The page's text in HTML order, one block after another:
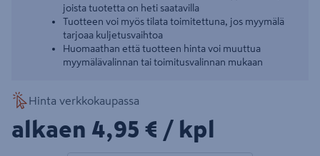
joista tuotetta on heti saatavilla
Tuotteen voi myös tilata toimitettuna, jos myymälä
tarjoaa kuljetusvaihtoa
Huomaathan että tuotteen hinta voi muuttua
myymälävalinnan tai toimitusvalinnan mukaan
Hinta verkkokaupassa
alkaen 4,95€/kpl
4,95 € / kpl